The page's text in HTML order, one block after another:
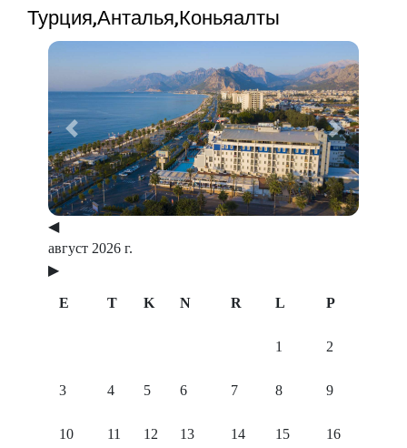
Турция,Анталья,Коньяалты
Previous Next
◀
август 2026 г.
▶
E T K N R L P
1 2
3 4 5 6 7 8 9
10 11 12
13
14
15
16